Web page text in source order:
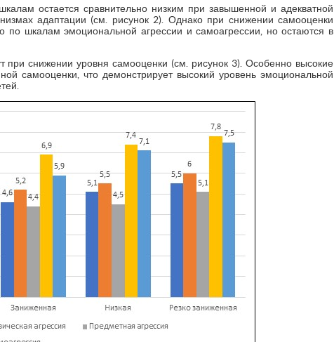
остается сравнительно низким при завышенной и адекватной
адаптации (см. рисунок 2). Однако при снижении самооценки
по шкалам эмоциональной агрессии и самоагрессии, но остаются в
при снижении уровня самооценки (см. рисунок 3). Особенно высокие
самооценки, что демонстрирует высокий уровень эмоциональной